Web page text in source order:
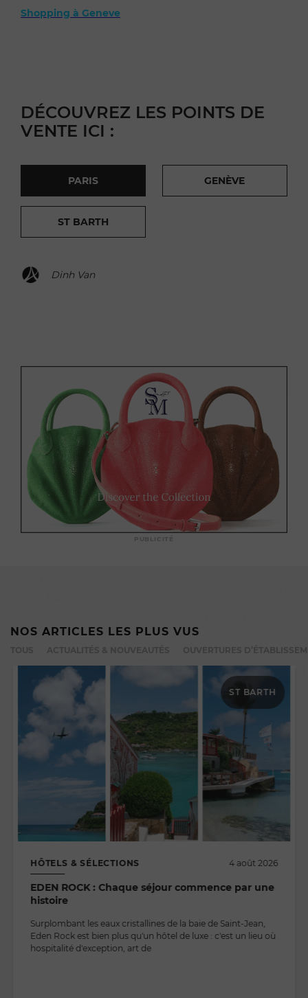
Shopping à Geneve
DÉCOUVREZ LES POINTS DE
VENTE ICI :
PARIS GENÈVE
ST BARTH
Dinh Van
PUBLICITÉ
NOS ARTICLES LES PLUS VUS
ST BARTH
HÔTELS & SÉLECTIONS 4 août 2026
EDEN ROCK : Chaque séjour commence par une
histoire
Surplombant les eaux cristallines de la baie de Saint-Jean,
Eden Rock est bien plus qu'un hôtel de luxe : c'est un lieu où
hospitalité d'exception, art de